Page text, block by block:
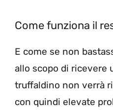
Come funziona il
E come se non
allo scopo di ricevere
truffaldino non verrà
con quindi elevate